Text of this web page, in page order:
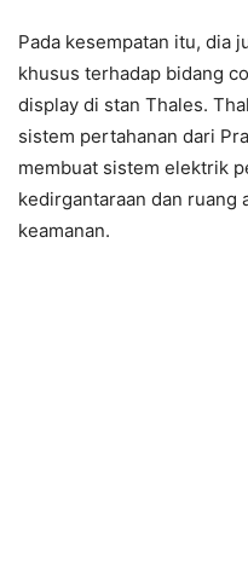
Pada kesempatan itu, dia
khusus terhadap bidang
display di stan Thales.
sistem pertahanan dari
membuat sistem elektrik
kedirgantaraan dan ruang
keamanan.